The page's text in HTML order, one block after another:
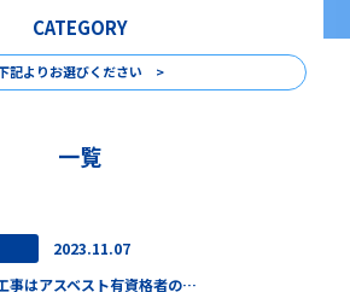
CATEGORY
記よりお選びください >
一覧
2023.11.07
事はアスベスト有資格者の…